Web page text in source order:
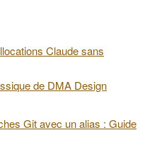
Claude sans
de DMA Design
Git avec un alias : Guide